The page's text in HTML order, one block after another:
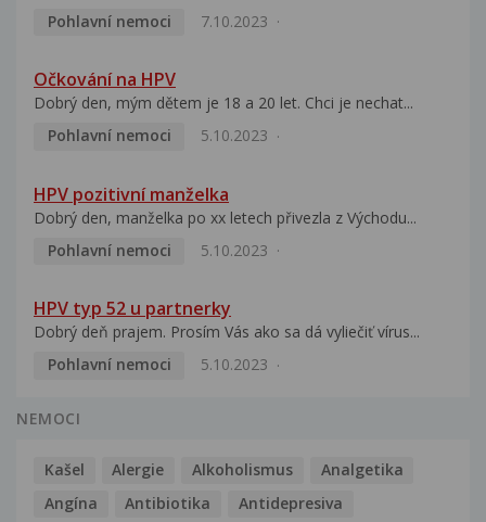
Pohlavní nemoci
7.10.2023
Očkování na HPV
Dobrý den, mým dětem je 18 a 20 let. Chci je nechat...
Pohlavní nemoci
5.10.2023
HPV pozitivní manželka
Dobrý den, manželka po xx letech přivezla z Východu...
Pohlavní nemoci
5.10.2023
HPV typ 52 u partnerky
Dobrý deň prajem. Prosím Vás ako sa dá vyliečiť vírus...
Pohlavní nemoci
5.10.2023
NEMOCI
Kašel Alergie Alkoholismus
Analgetika
Angína
Antibiotika
Antidepresiva